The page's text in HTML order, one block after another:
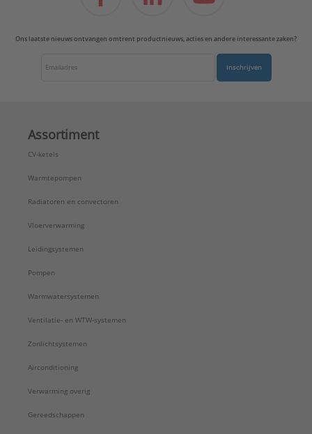
Ons laatste nieuws ontvangen omtrent productnieuws, acties en andere interessante zaken?
Inschrijven
Assortiment
CV-ketels
Warmtepompen
Radiatoren en convectoren
Vloerverwarming
Leidingsystemen
Pompen
Warmwatersystemen
Ventilatie- en WTW-systemen
Zonlichtsystemen
Airconditioning
Verwarming overig
Gereedschappen